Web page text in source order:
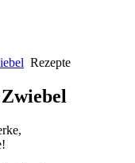
Rezepte